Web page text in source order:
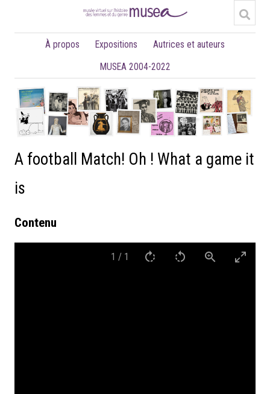
À propos Expositions
Autrices et auteurs
MUSEA 2004-2022
A football Match! Oh ! What a game it
is
Contenu
1 / 1